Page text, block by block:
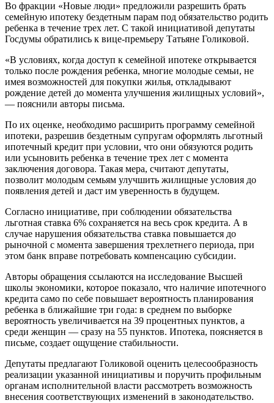
Во фракции «Новые люди» предложили разрешить брать
семейную ипотеку бездетным парам под обязательство родить
ребенка в течение трех лет. С такой инициативой депутаты
Госдумы обратились к вице-премьеру Татьяне Голиковой.
«В условиях, когда доступ к семейной ипотеке открывается
только после рождения ребенка, многие молодые семьи, не
имея возможностей для покупки жилья, откладывают
рождение детей до момента улучшения жилищных условий»,
— пояснили авторы письма.
По их оценке, необходимо расширить программу семейной
ипотеки, разрешив бездетным супругам оформлять льготный
ипотечный кредит при условии, что они обязуются родить
или усыновить ребенка в течение трех лет с момента
заключения договора. Такая мера, считают депутаты,
позволит молодым семьям улучшить жилищные условия до
появления детей и даст им уверенность в будущем.
Согласно инициативе, при соблюдении обязательства
льготная ставка 6% сохраняется на весь срок кредита. А в
случае нарушения обязательства ставка повышается до
рыночной с момента завершения трехлетнего периода, при
этом банк вправе потребовать компенсацию субсидии.
Авторы обращения ссылаются на исследование Высшей
школы экономики, которое показало, что наличие ипотечного
кредита само по себе повышает вероятность планирования
ребенка в ближайшие три года: в среднем по выборке
вероятность увеличивается на 39 процентных пунктов, а
среди женщин — сразу на 55 пунктов. Ипотека, поясняется в
письме, создает ощущение стабильности.
Депутаты предлагают Голиковой оценить целесообразность
реализации указанной инициативы и поручить профильным
органам исполнительной власти рассмотреть возможность
внесения соответствующих изменений в законодательство.